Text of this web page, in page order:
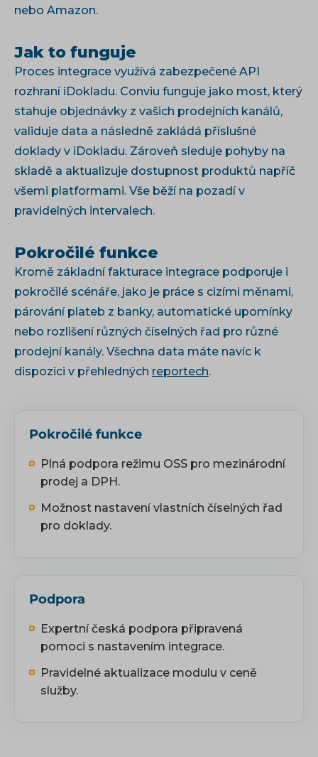
nebo Amazon.
Jak to funguje
Proces integrace využívá zabezpečené API
rozhraní iDokladu. Conviu funguje jako most, který
stahuje objednávky z vašich prodejních kanálů,
validuje data a následně zakládá příslušné
doklady v iDokladu. Zároveň sleduje pohyby na
skladě a aktualizuje dostupnost produktů napříč
všemi platformami. Vše běží na pozadí v
pravidelných intervalech.
Pokročilé funkce
Kromě základní fakturace integrace podporuje i
pokročilé scénáře, jako je práce s cizími měnami,
párování plateb z banky, automatické upomínky
nebo rozlišení různých číselných řad pro různé
prodejní kanály. Všechna data máte navíc k
dispozici v přehledných reportech.
Pokročilé funkce
Plná podpora režimu OSS pro mezinárodní
prodej a DPH.
Možnost nastavení vlastních číselných řad
pro doklady.
Podpora
Expertní česká podpora připravená
pomoci s nastavením integrace.
Pravidelné aktualizace modulu v ceně
služby.